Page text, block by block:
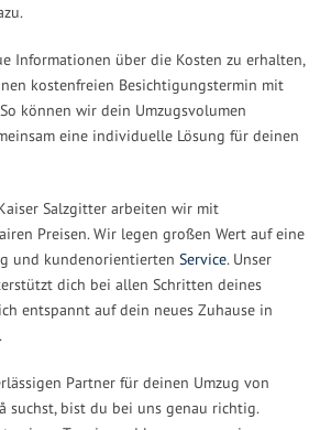
Informationen über die Kosten zu erhalten,
kostenfreien Besichtigungstermin mit
können wir dein Umzugsvolumen
eine individuelle Lösung für deinen
Salzgitter arbeiten wir mit
Preisen. Wir legen großen Wert auf eine
und kundenorientierten Service. Unser
dich bei allen Schritten deines
entspannt auf dein neues Zuhause in
Partner für deinen Umzug von
suchst, bist du bei uns genau richtig.